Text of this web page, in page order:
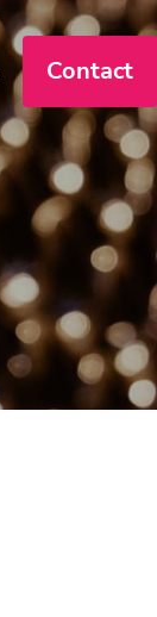
Contact